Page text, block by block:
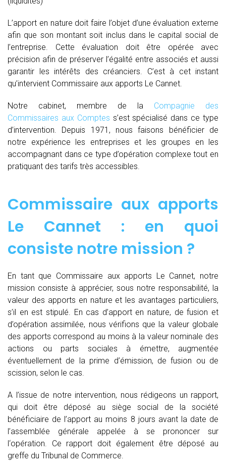
L’apport en nature doit faire l’objet d’une évaluation externe
afin que son montant soit inclus dans le capital social de
l’entreprise. Cette évaluation doit être opérée avec
précision afin de préserver l’égalité entre associés et aussi
garantir les intérêts des créanciers. C’est à cet instant
qu’intervient Commissaire aux apports Le Cannet.
Notre cabinet, membre de la Compagnie des
Commissaires aux Comptes s’est spécialisé dans ce type
d’intervention. Depuis 1971, nous faisons bénéficier de
notre expérience les entreprises et les groupes en les
accompagnant dans ce type d’opération complexe tout en
pratiquant des tarifs très accessibles.
Commissaire aux apports
Le Cannet : en quoi
consiste notre mission ?
En tant que Commissaire aux apports Le Cannet, notre
mission consiste à apprécier, sous notre responsabilité, la
valeur des apports en nature et les avantages particuliers,
s’il en est stipulé. En cas d’apport en nature, de fusion et
d’opération assimilée, nous vérifions que la valeur globale
des apports correspond au moins à la valeur nominale des
actions ou parts sociales à émettre, augmentée
éventuellement de la prime d’émission, de fusion ou de
scission, selon le cas.
A l’issue de notre intervention, nous rédigeons un rapport,
qui doit être déposé au siège social de la société
bénéficiaire de l’apport au moins 8 jours avant la date de
l’assemblée générale appelée à se prononcer sur
l‘opération. Ce rapport doit également être déposé au
greffe du Tribunal de Commerce.